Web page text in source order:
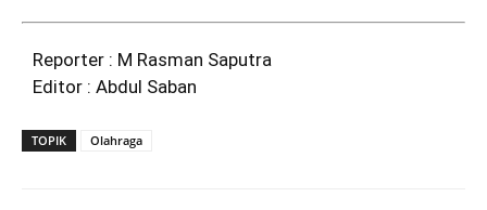
Reporter : M Rasman Saputra
Editor : Abdul Saban
TOPIK Olahraga